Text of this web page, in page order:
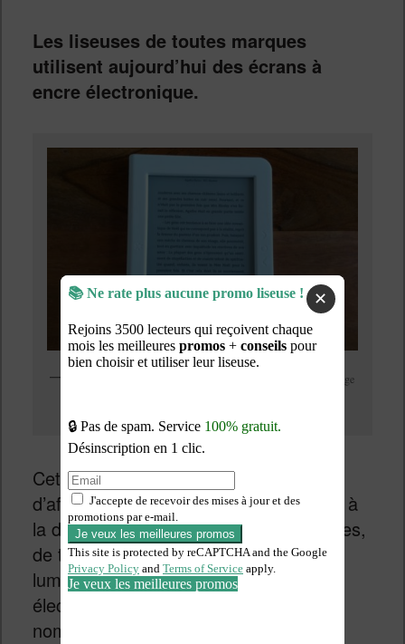
Les liseuses de toutes marques
utilisent aujourd’hui des écrans à
encre électronique.
Une liseuse Bookeen Diva HD qui affiche un texte avec éclairage
Cette technologie permet à l’écran
d’afficher du texte et des images mais, à
la différence des écrans de smartphones,
de tablettes ou de télévision, aucune
lumière n’est émise de l’écran à encre
électronique (aussi appelé « E Ink » du
nom du fabricant de l’écran).
✕